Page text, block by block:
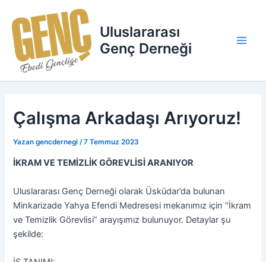
atla
Uluslararası
Genç Derneği
Çalışma Arkadaşı Arıyoruz!
Yazan gencdernegi/7 Temmuz 2023
İKRAM VE TEMİZLİK GÖREVLİSİ ARANIYOR
Uluslararası Genç Derneği olarak Üsküdar’da bulunan
Minkarizade Yahya Efendi Medresesi mekanımız için “İkram
ve Temizlik Görevlisi” arayışımız bulunuyor. Detaylar şu
şekilde: